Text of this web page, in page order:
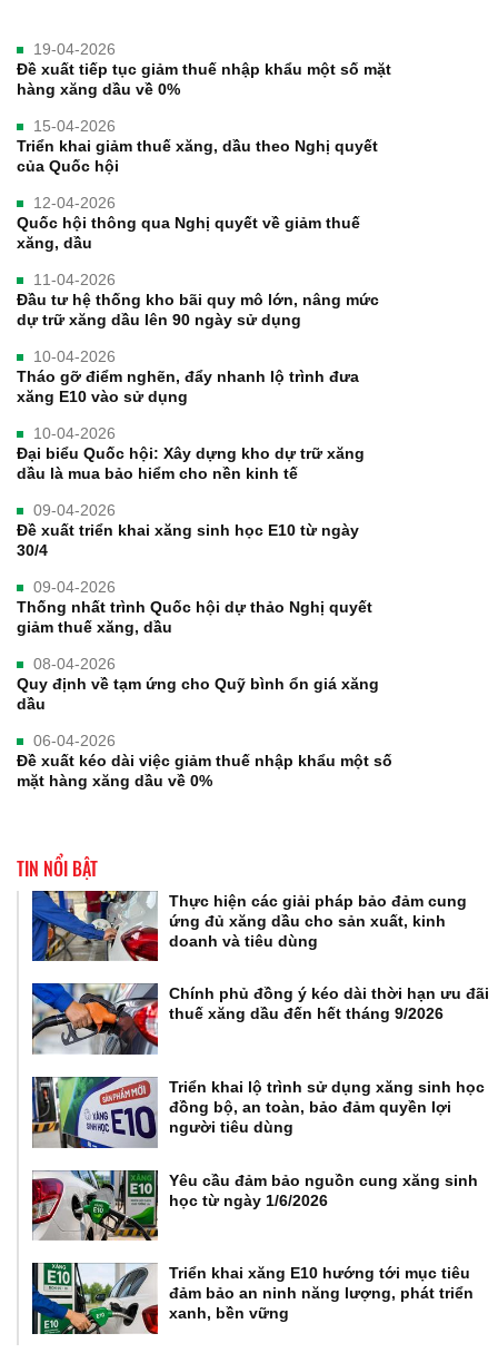
19-04-2026
Đề xuất tiếp tục giảm thuế nhập khẩu một số mặt
hàng xăng dầu về 0%
15-04-2026
Triển khai giảm thuế xăng, dầu theo Nghị quyết
của Quốc hội
12-04-2026
Quốc hội thông qua Nghị quyết về giảm thuế
xăng, dầu
11-04-2026
Đầu tư hệ thống kho bãi quy mô lớn, nâng mức
dự trữ xăng dầu lên 90 ngày sử dụng
10-04-2026
Tháo gỡ điểm nghẽn, đẩy nhanh lộ trình đưa
xăng E10 vào sử dụng
10-04-2026
Đại biểu Quốc hội: Xây dựng kho dự trữ xăng
dầu là mua bảo hiểm cho nền kinh tế
09-04-2026
Đề xuất triển khai xăng sinh học E10 từ ngày
30/4
09-04-2026
Thống nhất trình Quốc hội dự thảo Nghị quyết
giảm thuế xăng, dầu
08-04-2026
Quy định về tạm ứng cho Quỹ bình ổn giá xăng
dầu
06-04-2026
Đề xuất kéo dài việc giảm thuế nhập khẩu một số
mặt hàng xăng dầu về 0%
TIN NỔI BẬT
Thực hiện các giải pháp bảo đảm cung
ứng đủ xăng dầu cho sản xuất, kinh
doanh và tiêu dùng
Chính phủ đồng ý kéo dài thời hạn ưu đãi
thuế xăng dầu đến hết tháng 9/2026
Triển khai lộ trình sử dụng xăng sinh học
đồng bộ, an toàn, bảo đảm quyền lợi
người tiêu dùng
Yêu cầu đảm bảo nguồn cung xăng sinh
học từ ngày 1/6/2026
Triển khai xăng E10 hướng tới mục tiêu
đảm bảo an ninh năng lượng, phát triển
xanh, bền vững